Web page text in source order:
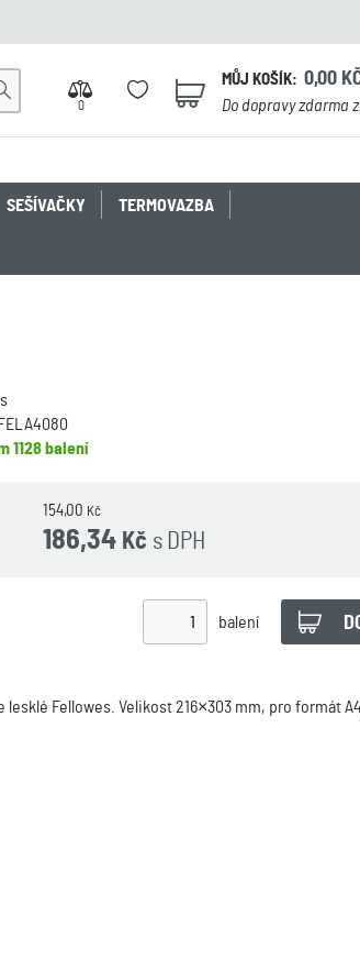
0
0
MŮJ KOŠÍK: 0,00
Do dopravy zdarma
SEŠÍVAČKY TERMOVAZBA
1128 balení
154,00 Kč
s DPH
186,34 Kč
balení
lesklé Fellowes. Velikost 216×303 mm, pro formát